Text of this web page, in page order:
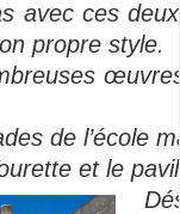
avec ces
propre style.
de l’école
et le